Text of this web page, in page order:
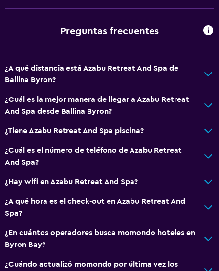
Preguntas frecuentes
¿A qué distancia está Azabu Retreat And Spa de
Ballina Byron?
¿Cuál es la mejor manera de llegar a Azabu Retreat
And Spa desde Ballina Byron?
¿Tiene Azabu Retreat And Spa piscina?
¿Cuál es el número de teléfono de Azabu Retreat
And Spa?
¿Hay wifi en Azabu Retreat And Spa?
¿A qué hora es el check-out en Azabu Retreat And
Spa?
¿En cuántos operadores busca momondo hoteles en
Byron Bay?
¿Cuándo actualizó momondo por última vez los